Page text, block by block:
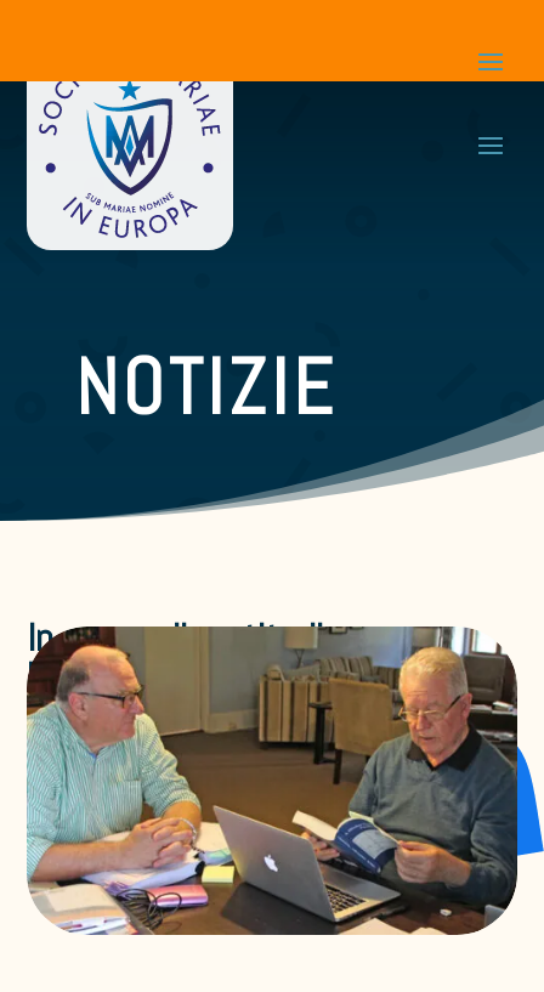
NOTIZIE
In segno di gratitudine:
Ricordando Justin Taylor sm
Senza categoria